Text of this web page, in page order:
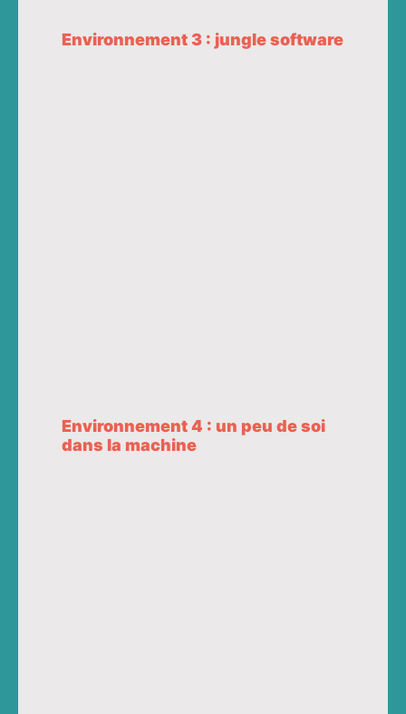
Environnement 3 : jungle software
Environnement 4 : un peu de soi
dans la machine